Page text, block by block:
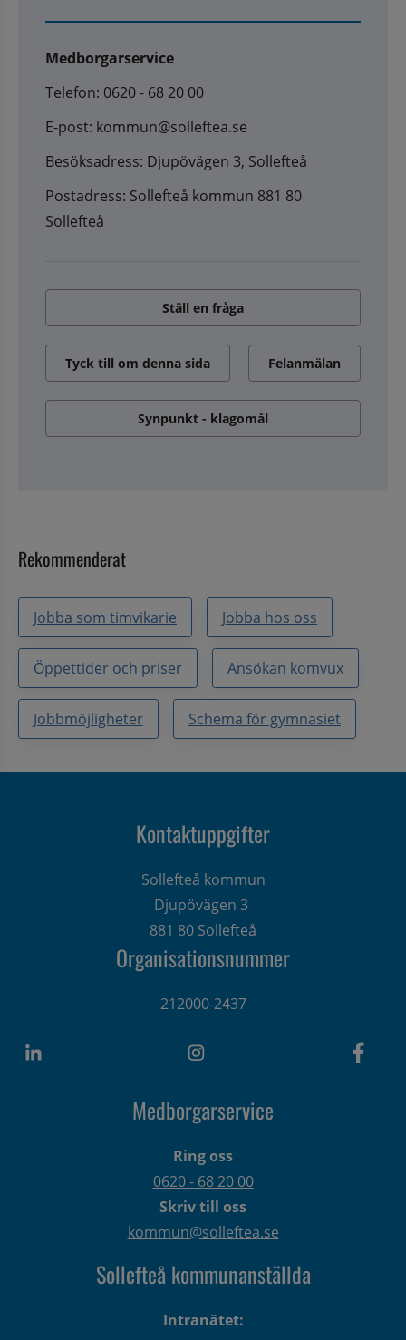
Medborgarservice
Telefon: 0620 - 68 20 00
E-post: kommun@solleftea.se
Besöksadress: Djupövägen 3, Sollefteå
Postadress: Sollefteå kommun 881 80
Sollefteå
Ställ en fråga
Tyck till om denna sida Felanmälan
Synpunkt - klagomål
Rekommenderat
Jobba som timvikarie Jobba hos oss
Öppettider och priser Ansökan komvux
Jobbmöjligheter Schema för gymnasiet
Kontaktuppgifter
Sollefteå kommun
Djupövägen 3
881 80 Sollefteå
Organisationsnummer
212000-2437
Medborgarservice
Ring oss
0620 - 68 20 00
Skriv till oss
kommun@solleftea.se
Sollefteå kommunanställda
Intranätet: